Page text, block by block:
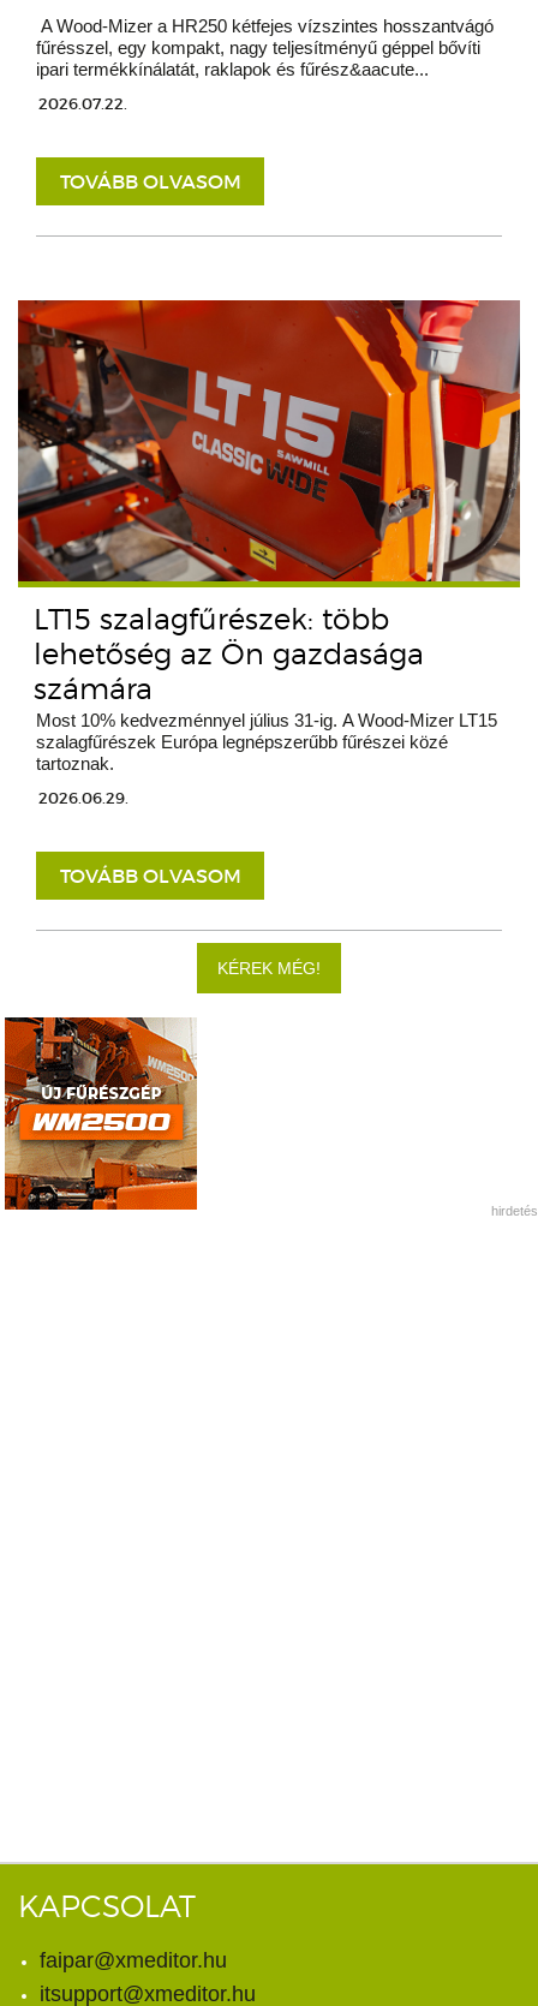
A Wood-Mizer a HR250 kétfejes vízszintes hosszantvágó
fűrésszel, egy kompakt, nagy teljesítményű géppel bővíti
ipari termékkínálatát, raklapok és fűrész&aacute...
2026.07.22.
TOVÁBB OLVASOM
LT15 szalagfűrészek: több
lehetőség az Ön gazdasága
számára
Most 10% kedvezménnyel július 31-ig. A Wood-Mizer LT15
szalagfűrészek Európa legnépszerűbb fűrészei közé
tartoznak.
2026.06.29.
TOVÁBB OLVASOM
KÉREK MÉG!
hirdetés
KAPCSOLAT
faipar@xmeditor.hu
itsupport@xmeditor.hu